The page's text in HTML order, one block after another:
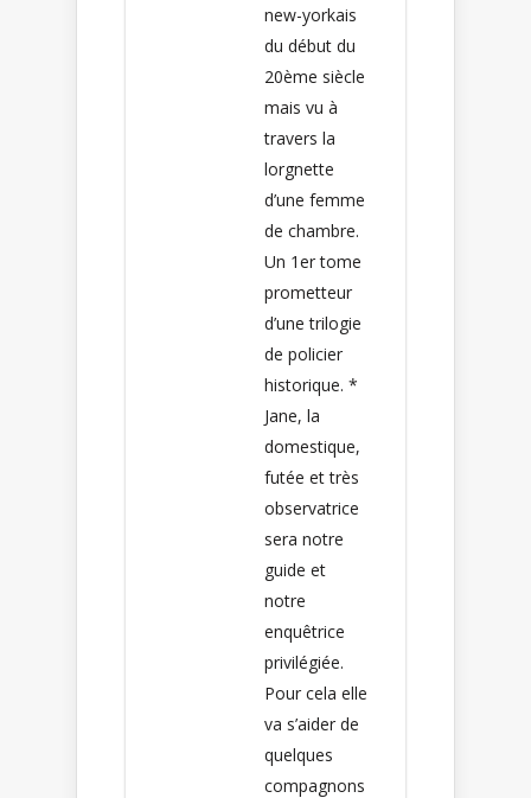
new-yorkais
du début du
20ème siècle
mais vu à
travers la
lorgnette
d’une femme
de chambre.
Un 1er tome
prometteur
d’une trilogie
de policier
historique. *
Jane, la
domestique,
futée et très
observatrice
sera notre
guide et
notre
enquêtrice
privilégiée.
Pour cela elle
va s’aider de
quelques
compagnons